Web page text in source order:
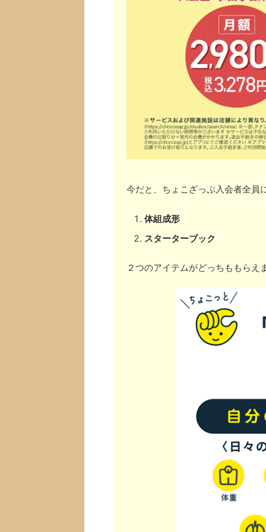
今だと、ちょこざっぷ入会者全員
体組成形
スターターブック
２つのアイテムがどっちももらえ